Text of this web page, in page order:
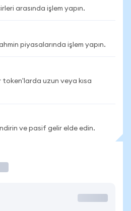
arasında işlem yapın.
piyasalarında işlem yapın.
token'larda uzun veya kısa
ve pasif gelir elde edin.